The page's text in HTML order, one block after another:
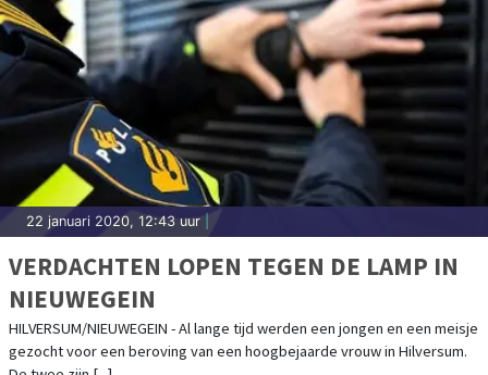
22 januari 2020, 12:43 uur|
VERDACHTEN LOPEN TEGEN DE LAMP IN
NIEUWEGEIN
HILVERSUM/NIEUWEGEIN - Al lange tijd werden een jongen en een meisje
gezocht voor een beroving van een hoogbejaarde vrouw in Hilversum.